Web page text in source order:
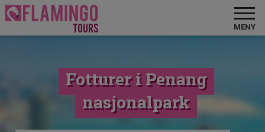
MENY
Fotturer i Penang
nasjonalpark